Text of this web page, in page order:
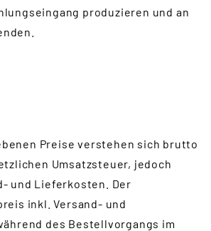
produzieren und an
Preise verstehen sich brutto
Umsatzsteuer, jedoch
und Lieferkosten. Der
inkl. Versand- und
des Bestellvorgangs im